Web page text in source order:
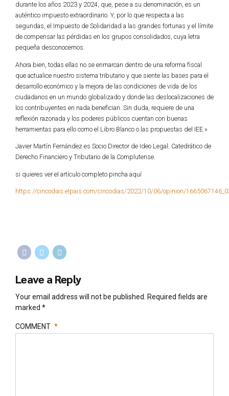
durante los años 2023 y 2024, que, pese a su denominación, es un
auténtico impuesto extraordinario. Y, por lo que respecta a las
segundas, el Impuesto de Solidaridad a las grandes fortunas y el límite
de compensar las pérdidas en los grupos consolidados, cuya letra
pequeña desconocemos.
Ahora bien, todas ellas no se enmarcan dentro de una reforma fiscal
que actualice nuestro sistema tributario y que siente las bases para el
desarrollo económico y la mejora de las condiciones de vida de los
ciudadanos en un mundo globalizado y donde las deslocalizaciones de
los contribuyentes en nada benefician. Sin duda, requiere de una
reflexión razonada y los poderes públicos cuentan con buenas
herramientas para ello como el Libro Blanco o las propuestas del IEE.»
Javier Martín Fernández es Socio Director de Ideo Legal. Catedrático de
Derecho Financiero y Tributario de la Complutense.
si quieres ver el artículo completo pincha aquí
https://cincodias.elpais.com/cincodias/2022/10/06/opinion/
Leave a Reply
Your email address will not be published. Required fields are
marked *
COMMENT *